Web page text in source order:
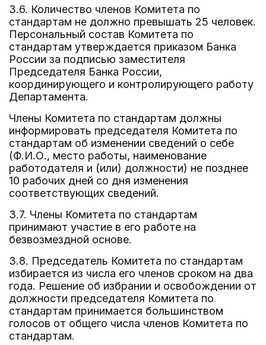
3.6. Количество членов Комитета по
стандартам не должно превышать 25 человек.
Персональный состав Комитета по
стандартам утверждается приказом Банка
России за подписью заместителя
Председателя Банка России,
координирующего и контролирующего работу
Департамента.
Члены Комитета по стандартам должны
информировать председателя Комитета по
стандартам об изменении сведений о себе
(Ф.И.О., место работы, наименование
работодателя и (или) должности) не позднее
10 рабочих дней со дня изменения
соответствующих сведений.
3.7. Члены Комитета по стандартам
принимают участие в его работе на
безвозмездной основе.
3.8. Председатель Комитета по стандартам
избирается из числа его членов сроком на два
года. Решение об избрании и освобождении от
должности председателя Комитета по
стандартам принимается большинством
голосов от общего числа членов Комитета по
стандартам.